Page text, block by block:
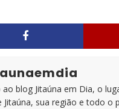
ao blog Jitaúna em Dia, o
sua região e todo o